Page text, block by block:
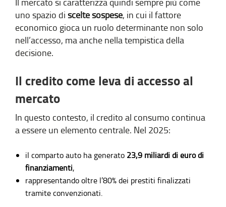
uno spazio di scelte sospese, in cui il fattore
economico gioca un ruolo determinante non solo
nell’accesso, ma anche nella tempistica della
decisione.
Il credito come leva di accesso al
mercato
In questo contesto, il credito al consumo continua
a essere un elemento centrale. Nel 2025:
il comparto auto ha generato 23,9 miliardi di euro di
finanziamenti,
rappresentando oltre l’80% dei prestiti finalizzati
tramite convenzionati.